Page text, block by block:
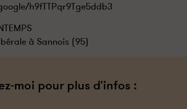
h9fTTPqr9Tge5ddb3
à Sannois (95)
moi pour plus d'infos :